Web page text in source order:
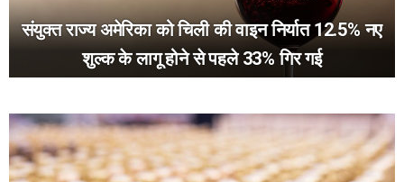
संयुक्त राज्य अमेरिका को चिली की वाइन निर्यात 12.5% नए
शुल्क के लागू होने से पहले 33% गिर गई